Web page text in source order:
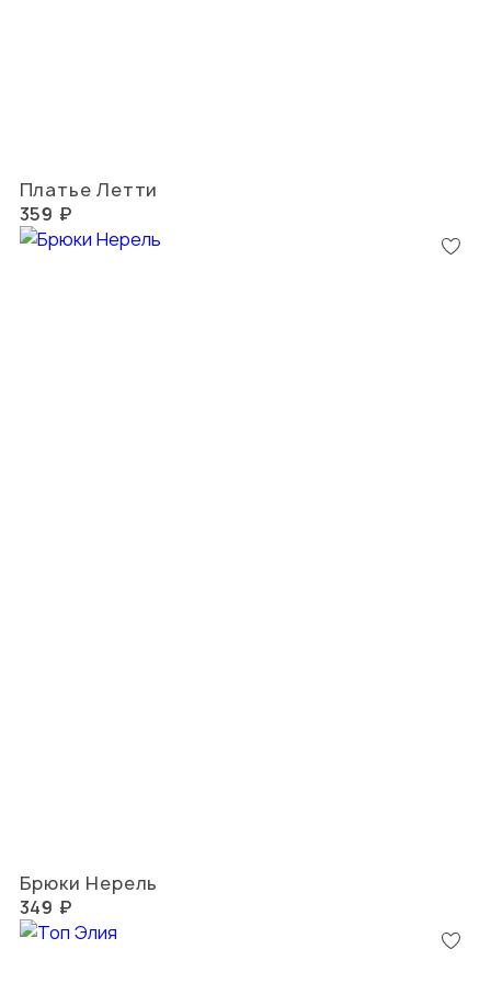
Платье Летти
359 ₽
Брюки Нерель
349 ₽